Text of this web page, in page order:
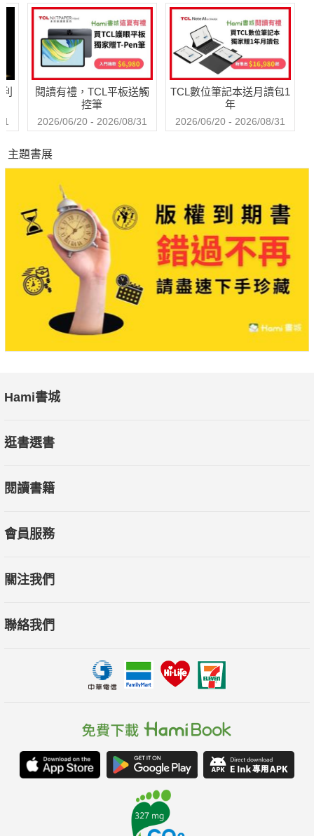
閱讀有禮，TCL平板送觸
控筆
2026/06/20 - 2026/08/31
TCL數位筆記本送月讀包1
年
2026/06/20 - 2026/08/31
主題書展
Hami書城
逛書選書
閱讀書籍
會員服務
關注我們
聯絡我們